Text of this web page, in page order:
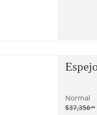
Normal
$37,356.60